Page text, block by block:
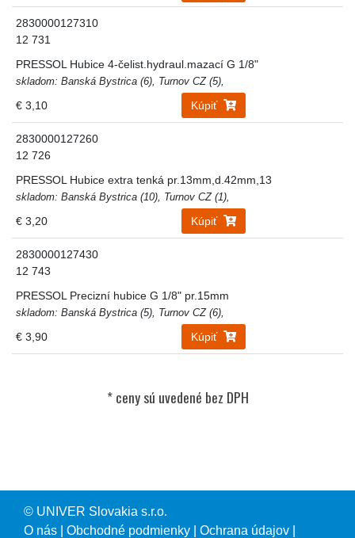
2830000127310
12 731
PRESSOL Hubice 4-čelist.hydraul.mazací G 1/8"
skladom: Banská Bystrica (6), Turnov CZ (5),
€ 3,10 Kúpiť
2830000127260
12 726
PRESSOL Hubice extra tenká pr.13mm,d.42mm,13
skladom: Banská Bystrica (10), Turnov CZ (1),
€ 3,20 Kúpiť
2830000127430
12 743
PRESSOL Precizní hubice G 1/8" pr.15mm
skladom: Banská Bystrica (5), Turnov CZ (6),
€ 3,90 Kúpiť
© UNIVER Slovakia s.r.o.
O nás
Obchodné podmienky Ochrana údajov